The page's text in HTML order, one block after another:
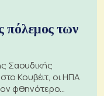
πόλεμος των
Σαουδικής
Κουβέιτ, οι ΗΠΑ
φθηνότερο